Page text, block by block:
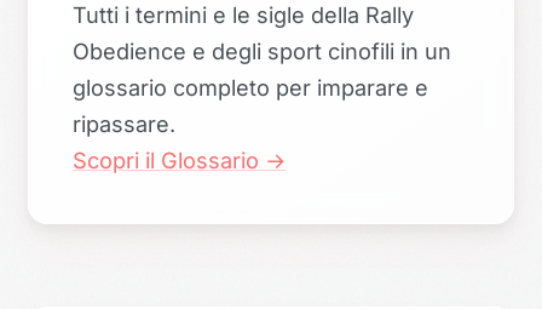
Tutti i termini e le sigle della Rally
Obedience e degli sport cinofili in un
glossario completo per imparare e
ripassare.
Scopri il Glossario →